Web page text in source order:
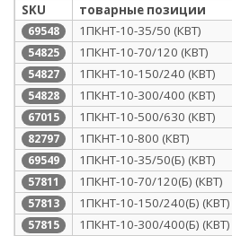
SKU товарные позиции
69548 1ПКНТ-10-35/50 (КВТ)
54825 1ПКНТ-10-70/120 (КВТ)
54827 1ПКНТ-10-150/240 (КВТ)
54828 1ПКНТ-10-300/400 (КВТ)
67015 1ПКНТ-10-500/630 (КВТ)
82797 1ПКНТ-10-800 (КВТ)
69549 1ПКНТ-10-35/50(Б) (КВТ)
57811 1ПКНТ-10-70/120(Б) (КВТ)
57813 1ПКНТ-10-150/240(Б) (КВТ)
57815 1ПКНТ-10-300/400(Б) (КВТ)